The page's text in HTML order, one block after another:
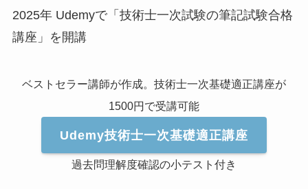
2025年 Udemyで「技術士一次試験の筆記試験合格
講座」を開講
ベストセラー講師が作成。技術士一次基礎適正講座が
1500円で受講可能
Udemy技術士一次基礎適正講座
過去問理解度確認の小テスト付き